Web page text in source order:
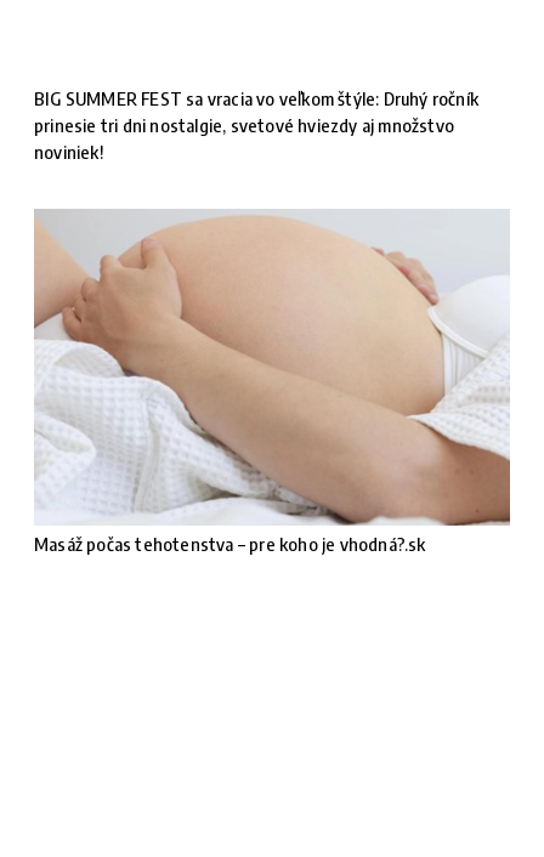
BIG SUMMER FEST sa vracia vo veľkom štýle: Druhý ročník
prinesie tri dni nostalgie, svetové hviezdy aj množstvo
noviniek!
Masáž počas tehotenstva – pre koho je vhodná?.sk